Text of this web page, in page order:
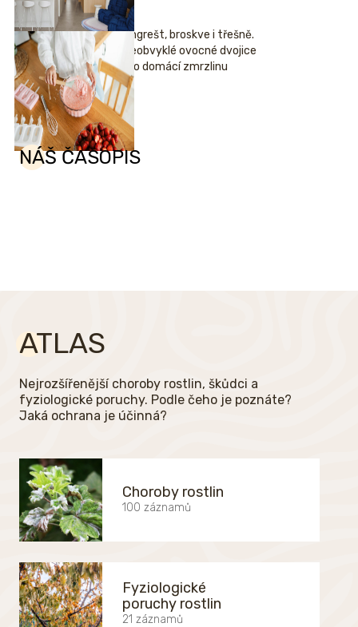
Angrešt, broskve i třešně.
Neobvyklé ovocné dvojice
pro domácí zmrzlinu
NÁŠ ČASOPIS
ATLAS
Nejrozšířenější choroby rostlin, škůdci a
fyziologické poruchy. Podle čeho je poznáte?
Jaká ochrana je účinná?
Choroby rostlin
100 záznamů
Fyziologické
poruchy rostlin
21 záznamů